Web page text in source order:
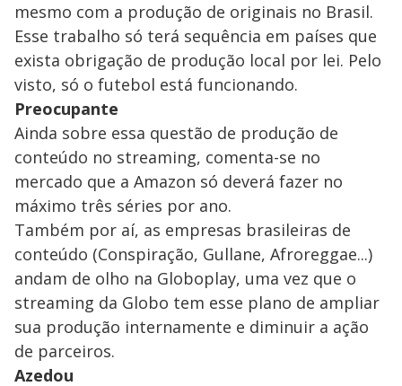
mesmo com a produção de originais no Brasil.
Esse trabalho só terá sequência em países que
exista obrigação de produção local por lei. Pelo
visto, só o futebol está funcionando.
Preocupante
Ainda sobre essa questão de produção de
conteúdo no streaming, comenta-se no
mercado que a Amazon só deverá fazer no
máximo três séries por ano.
Também por aí, as empresas brasileiras de
conteúdo (Conspiração, Gullane, Afroreggae...)
andam de olho na Globoplay, uma vez que o
streaming da Globo tem esse plano de ampliar
sua produção internamente e diminuir a ação
de parceiros.
Azedou